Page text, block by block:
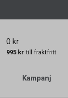
0 kr
995 kr till fraktfritt
Kampanj